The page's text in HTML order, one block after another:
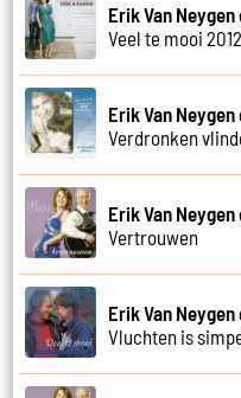
Erik Van Neygen
Veel te mooi 2012
Erik Van Neygen
Verdronken
Erik Van Neygen
Vertrouwen
Erik Van Neygen
Vluchten is